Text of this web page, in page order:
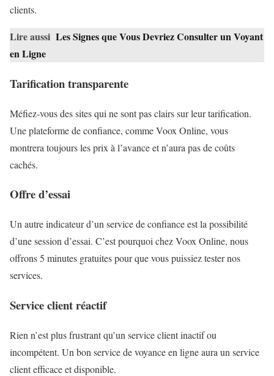
clients.
Lire aussi Les Signes que Vous Devriez Consulter un Voyant
en Ligne
Tarification transparente
Méfiez-vous des sites qui ne sont pas clairs sur leur tarification.
Une plateforme de confiance, comme Voox Online, vous
montrera toujours les prix à l’avance et n’aura pas de coûts
cachés.
Offre d’essai
Un autre indicateur d’un service de confiance est la possibilité
d’une session d’essai. C’est pourquoi chez Voox Online, nous
offrons 5 minutes gratuites pour que vous puissiez tester nos
services.
Service client réactif
Rien n’est plus frustrant qu’un service client inactif ou
incompétent. Un bon service de voyance en ligne aura un service
client efficace et disponible.